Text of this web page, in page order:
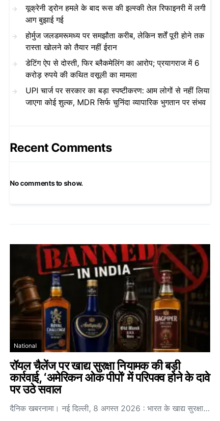
यूक्रेनी ड्रोन हमले के बाद रूस की इल्स्की तेल रिफाइनरी में लगी
आग बुझाई गई
होर्मुज जलडमरूमध्य पर समझौता करीब, लेकिन शर्तें पूरी होने तक
रास्ता खोलने को तैयार नहीं ईरान
डेटिंग ऐप से दोस्ती, फिर ब्लैकमेलिंग का आरोप; प्रयागराज में 6
करोड़ रुपये की कथित वसूली का मामला
UPI चार्ज पर सरकार का बड़ा स्पष्टीकरण: आम लोगों से नहीं लिया
जाएगा कोई शुल्क, MDR सिर्फ चुनिंदा व्यापारिक भुगतान पर संभव
Recent Comments
No comments to show.
National
रॉयल चैलेंज पर खाद्य सुरक्षा नियामक की बड़ी
कार्रवाई, ‘अमेरिकन ओक पीपों’ में परिपक्व होने के दावे
पर उठे सवाल
दैनिक खबरनामा। नई दिल्ली, 8 अगस्त 2026 : भारत के खाद्य सुरक्षा…